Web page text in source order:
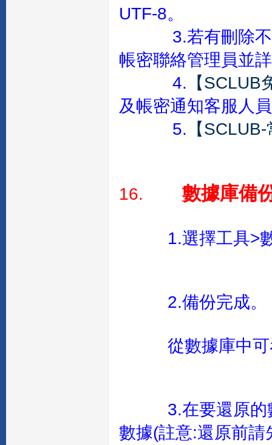
UTF-8。
3.若有刪除
帳密聯絡管理員並
4. 【
及帳密通知客服人
5. 【
16. 數據庫備
1.選擇工具>
2.備份完成。
從數據庫中
3.在要還原
數據(註意:還原前